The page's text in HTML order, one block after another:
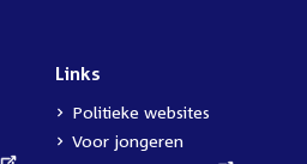
Links
Politieke websites
Voor jongeren